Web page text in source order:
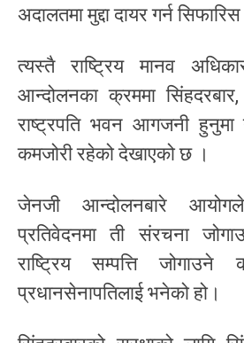
अदालतमा मुद्दा दायर गर्न
त्यस्तै राष्ट्रिय मानव
आन्दोलनका क्रममा
राष्ट्रपति भवन आगजनी हुनुमा
कमजोरी रहेको देखाएको छ ।
जेनजी आन्दोलनबारे
प्रतिवेदनमा ती संरचना
राष्ट्रिय सम्पत्ति जोगाउने
प्रधानसेनापतिलाई भनेको हो।